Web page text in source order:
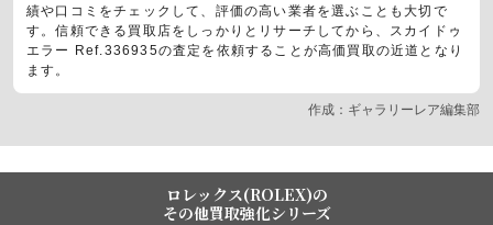
績や口コミをチェックして、評価の高い業者を選ぶことも大切で
す。信頼できる買取店をしっかりとリサーチしてから、スカイドゥ
エラー Ref.336935の査定を依頼することが高価買取の近道となり
ます。
作成：ギャラリーレア編集部
ロレックス(ROLEX)の
その他買取強化シリーズ